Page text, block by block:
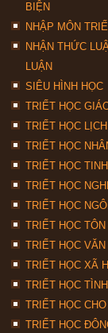
BIỆN
NHẬP MÔN
NHẬN THỨC
LUẬN
SIÊU HÌNH HỌC
TRIẾT HỌC
TRIẾT HỌC
TRIẾT HỌC
TRIẾT HỌC
TRIẾT HỌC
TRIẾT HỌC
TRIẾT HỌC
TRIẾT HỌC VĂN
TRIẾT HỌC XÃ
TRIẾT HỌC
TRIẾT HỌC
TRIẾT HỌC